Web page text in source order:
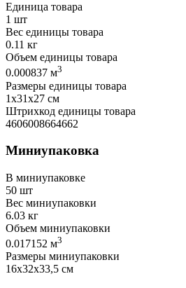
Единица товара
1 шт
Вес единицы товара
0.11 кг
Объем единицы товара
0.000837 м3
Размеры единицы товара
1х31х27 см
Штрихкод единицы товара
4606008664662
Миниупаковка
В миниупаковке
50 шт
Вес миниупаковки
6.03 кг
Объем миниупаковки
0.017152 м3
Размеры миниупаковки
16х32х33,5 см